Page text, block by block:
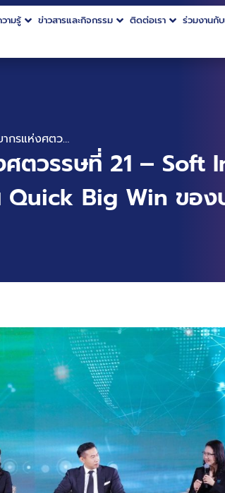
ามรู้ ข่าวสารและกิจกรรม ติดต่อเรา ร่วมงานกับ
Data คือ ทรัพยากรแห่งศตวรรษที่ 21 – Soft Infrastructure และ Trusted Data Sharing กลไกสำคัญใน Quick Big Win ของประเทศ
ตวรรษที่ 21 – Soft
Big Win ของ